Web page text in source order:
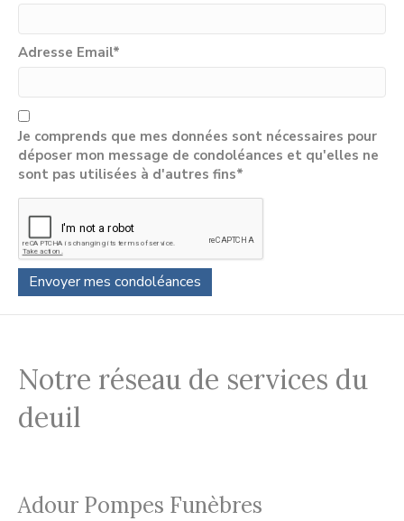
Adresse Email*
Je comprends que mes données sont nécessaires pour
déposer mon message de condoléances et qu'elles ne
sont pas utilisées à d'autres fins*
Notre réseau de services du
deuil
Adour Pompes Funèbres